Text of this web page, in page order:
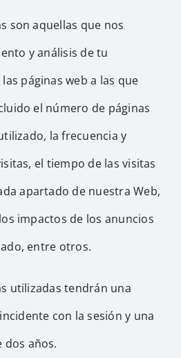
son aquellas que nos
y análisis de tu
páginas web a las que
el número de páginas
la frecuencia y
el tiempo de las visitas
apartado de nuestra Web,
impactos de los anuncios
entre otros.
utilizadas tendrán una
con la sesión y una
dos años.